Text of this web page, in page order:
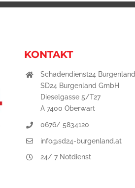
KONTAKT
Schadendienst24 Burgenland
SD24 Burgenland GmbH
Dieselgasse 5/T27
A 7400 Oberwart
0676/ 5834120
info@sd24-burgenland.at
24/ 7 Notdienst